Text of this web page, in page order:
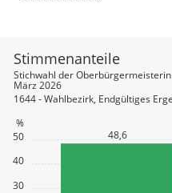
30
40
50
%
48,6
Stimmenanteile
Stichwahl der
März 2026
1644 - Wahlbezirk, Endgültiges